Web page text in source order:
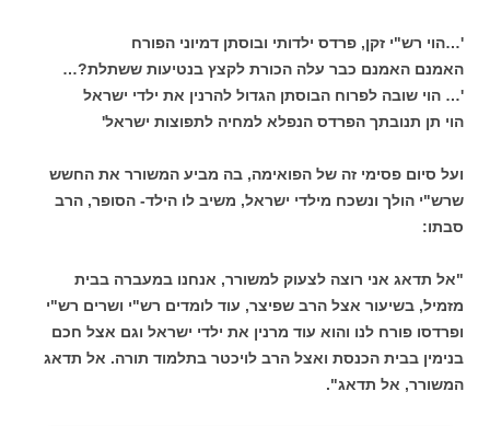
'…הוי רש"י זקן, פרדס ילדותי ובוסתן דמיוני הפורח
האמנם האמנם כבר עלה הכורת לקצץ בנטיעות ששתלת?…
'… הוי שובה לפרוח הבוסתן הגדול להרנין את ילדי ישראל
הוי תן תנובתך הפרדס הנפלא למחיה לתפוצות ישראל'
ועל סיום פסימי זה של הפואימה, בה מביע המשורר את החשש
שרש"י הולך ונשכח מילדי ישראל, משיב לו הילד- הסופר, הרב
סבתו:
"אל תדאג אני רוצה לצעוק למשורר, אנחנו במעברה בבית
מזמיל, בשיעור אצל הרב שפיצר, עוד לומדים רש"י ושרים רש"י
ופרדסו פורח לנו והוא עוד מרנין את ילדי ישראל וגם אצל חכם
בנימין בבית הכנסת ואצל הרב לויכטר בתלמוד תורה. אל תדאג
המשורר, אל תדאג".